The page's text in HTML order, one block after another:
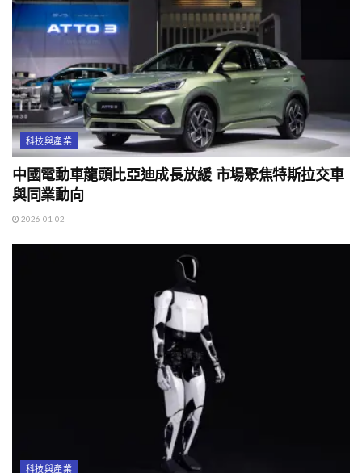
科技與產業
中國電動車龍頭比亞迪成長放緩 市場聚焦特斯拉交車
與同業動向
2026-01-02
科技與產業